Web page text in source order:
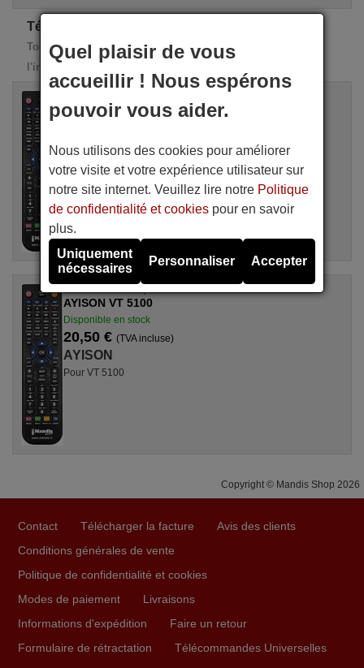
Télécommandes de rechange AYISON
Toutes ces télécommandes de remplacement possèdent
l'intégralité des fonctions de la télécommande d'origine
AYISON VT 5100
20,50 € (TVA incluse)
AYISON
Télécommande équivalente
AYISON VT 5100
Disponible en stock
20,50 € (TVA incluse)
AYISON
Pour VT 5100
Copyright © Mandis Shop 2026
Contact Télécharger la facture
Avis des clients
Conditions générales de vente
Politique de confidentialité et cookies
Modes de paiement
Livraisons
Informations d'expédition
Faire un retour
Formulaire de rétractation
Télécommandes Universelles
Quel plaisir de vous
accueillir ! Nous espérons
pouvoir vous aider.
Nous utilisons des cookies pour améliorer
votre visite et votre expérience utilisateur sur
notre site internet. Veuillez lire notre Politique
de confidentialité et cookies pour en savoir
plus.
Uniquement
nécessaires
Personnaliser Accepter